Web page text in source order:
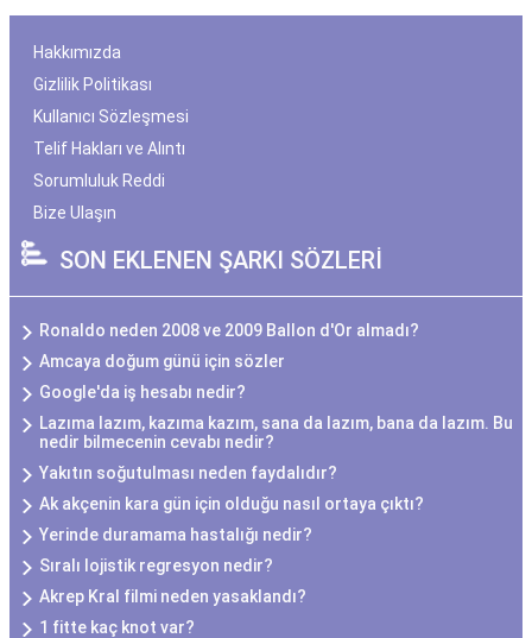
Hakkımızda
Gizlilik Politikası
Kullanıcı Sözleşmesi
Telif Hakları ve Alıntı
Sorumluluk Reddi
Bize Ulaşın
SON EKLENEN ŞARKI SÖZLERİ
Ronaldo neden 2008 ve 2009 Ballon d'Or almadı?
Amcaya doğum günü için sözler
Google'da iş hesabı nedir?
Lazıma lazım, kazıma kazım, sana da lazım, bana da lazım. Bu
nedir bilmecenin cevabı nedir?
Yakıtın soğutulması neden faydalıdır?
Ak akçenin kara gün için olduğu nasıl ortaya çıktı?
Yerinde duramama hastalığı nedir?
Sıralı lojistik regresyon nedir?
Akrep Kral filmi neden yasaklandı?
1 fitte kaç knot var?